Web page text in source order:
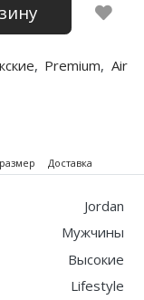
, Premium, Air
Доставка
Jordan
Мужчины
Высокие
Lifestyle